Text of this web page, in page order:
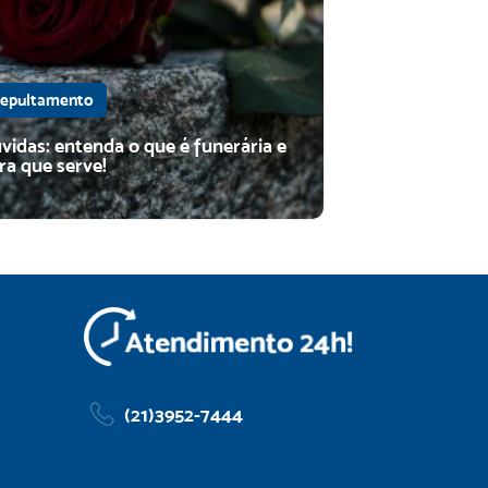
entenda como
o funeral judaico!
sabe como funciona o enterro de um
No artigo, a Central Cemitérios
Conheça o funeral judaico!
entenda o que é funerária e
que serve!
(21)3952-7444